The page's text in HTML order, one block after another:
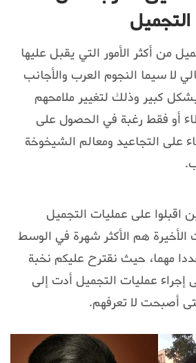
من أكثر الأمور التي يقبل عليها
لا سيما النجوم العرب والأجانب
كبير وذلك لتغيير ملامحهم
أو فقط رغبة في الحصول على
على التجاعيد ومعالم الشيخوخة
اقبلوا على عمليات التجميل
الأخيرة هم الأكثر شهرة في الوسط
مهما، حيث نقترح عليكم نخبة
إجراء عمليات التجميل أدت إلى
أصبحت لا تعرفهم.